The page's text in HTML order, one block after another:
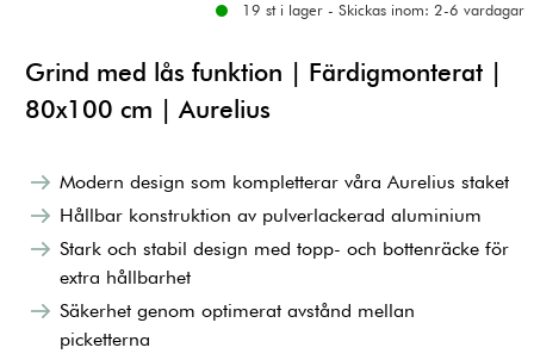
19 st i lager - Skickas inom: 2-6 vardagar
Grind med lås funktion | Färdigmonterat |
80x100 cm | Aurelius
Modern design som kompletterar våra Aurelius staket
Hållbar konstruktion av pulverlackerad aluminium
Stark och stabil design med topp- och bottenräcke för
extra hållbarhet
Säkerhet genom optimerat avstånd mellan
picketterna